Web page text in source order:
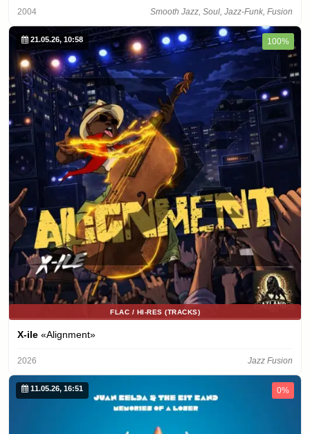
2004 Smooth Jazz, Soul, Jazz-Funk, Fusion
21.05.26, 10:58 100%
FLAC / HI-RES (TRACKS)
X-ile «Alignment»
2026 Jazz Fusion
11.05.26, 16:51 0%